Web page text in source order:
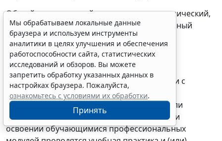
Общий гуманитарный и социально-экономический,
математический и общий естественнонаучный
циклы состоят из дисциплин.
Профессиональный цикл состоит из
общепрофессиональных дисциплин и
профессиональных модулей в соответствии с
основными видами деятельности. В состав
профессионального модуля входит один или
несколько междисциплинарных курсов. При
освоении обучающимися профессиональных
Мы обрабатываем локальные данные
браузера и используем инструменты
аналитики в целях улучшения и обеспечения
работоспособности сайта, статистических
исследований и обзоров. Вы можете
запретить обработку указанных данных в
настройках браузера. Пожалуйста,
ознакомьтесь с условиями их обработки.
Принять